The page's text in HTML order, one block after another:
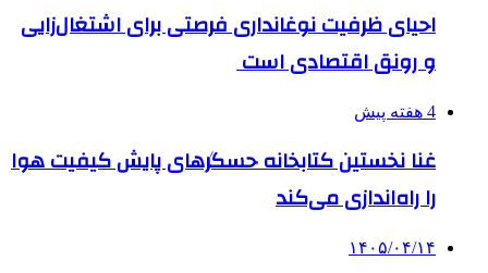
احیای ظرفیت نوغانداری فرصتی برای اشتغال‌زایی
و رونق اقتصادی است
4 هفته پیش
غنا نخستین کتابخانه حسگرهای پایش کیفیت هوا
را راه‌اندازی می‌کند
۱۴۰۵/۰۴/۱۴